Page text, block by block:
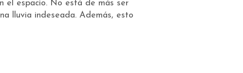
el espacio. No está de más ser
lluvia indeseada. Además, esto